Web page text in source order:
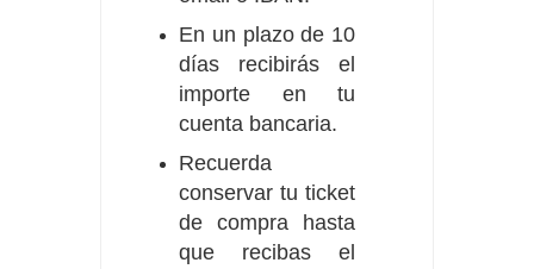
En un plazo de 10
días recibirás el
importe en tu
cuenta bancaria.
Recuerda
conservar tu ticket
de compra hasta
que recibas el